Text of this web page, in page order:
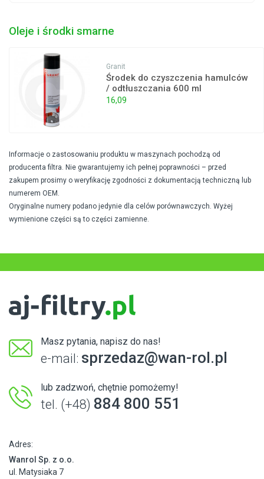
Oleje i środki smarne
Granit
Środek do czyszczenia hamulców
/ odtłuszczania 600 ml
16,09
Informacje o zastosowaniu produktu w maszynach pochodzą od
producenta filtra. Nie gwarantujemy ich pełnej poprawności – przed
zakupem prosimy o weryfikację zgodności z dokumentacją techniczną lub
numerem OEM.
Oryginalne numery podano jedynie dla celów porównawczych. Wyżej
wymienione części są to części zamienne.
Masz pytania, napisz do nas!
e-mail: sprzedaz@wan-rol.pl
lub zadzwoń, chętnie pomożemy!
tel. (+48) 884 800 551
Adres:
Wanrol Sp. z o.o.
ul. Matysiaka 7